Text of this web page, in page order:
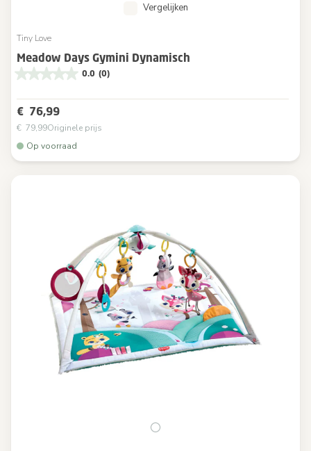
Vergelijken
Tiny Love
Meadow Days Gymini Dynamisch
0.0 (0)
€ 76,99
€ 79,99Originele prijs
Op voorraad